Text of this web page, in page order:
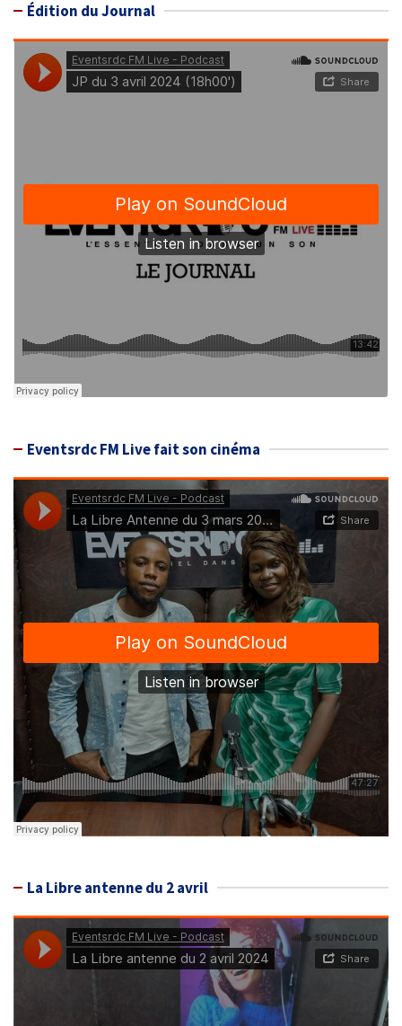
Édition du Journal
Eventsrdc FM Live fait son cinéma
La Libre antenne du 2 avril